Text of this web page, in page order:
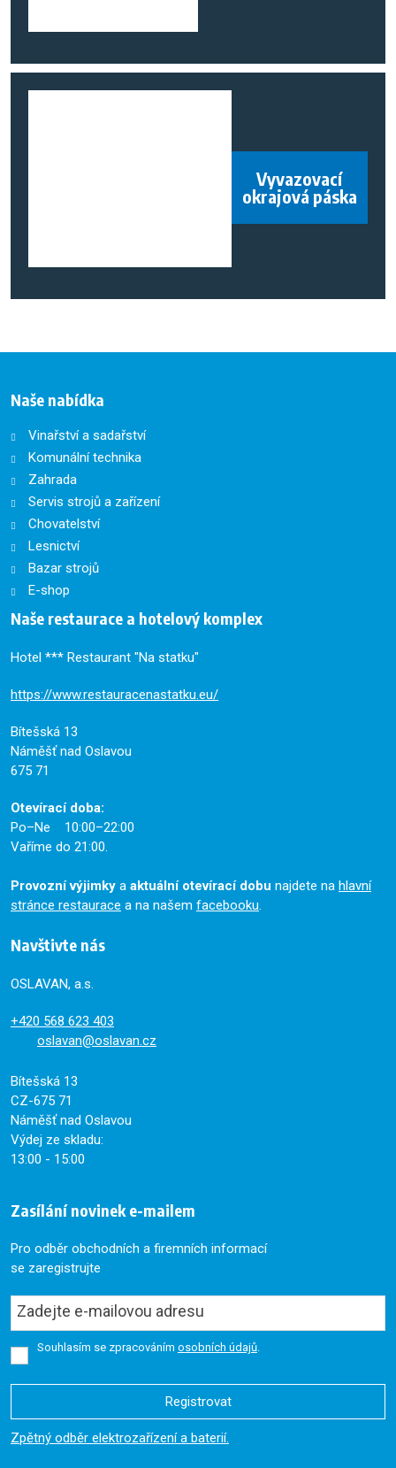
Vyvazovací
okrajová páska
Naše nabídka
Vinařství a sadařství
Komunální technika
Zahrada
Servis strojů a zařízení
Chovatelství
Lesnictví
Bazar strojů
E-shop
Naše restaurace a hotelový komplex
Hotel *** Restaurant "Na statku"
https://www.restauracenastatku.eu/
Bítešská 13
Náměšť nad Oslavou
675 71
Otevírací doba:
Po–Ne 10:00–22:00
Vaříme do 21:00.
Provozní výjimky a aktuální otevírací dobu najdete na hlavní
stránce restaurace a na našem facebooku.
Navštivte nás
OSLAVAN, a.s.
+420 568 623 403
oslavan@oslavan.cz
Bítešská 13
CZ-675 71
Náměšť nad Oslavou
Výdej ze skladu:
13:00 - 15:00
Zasílání novinek e-mailem
Pro odběr obchodních a firemních informací
se zaregistrujte
Souhlasím se zpracováním osobních údajů
Registrovat
Formulář
Zpětný odběr elektrozařízení a baterií.